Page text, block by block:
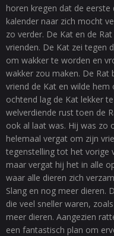
horen kregen dat de
kalender naar zich mocht
zo verder. De Kat en de
vrienden. De Kat zei tegen
om wakker te worden en
wakker zou maken. De
vriend de Kat en wilde
ochtend lag de Kat lekker
welverdiende rust toen de
ook al laat was. Hij was zo
helemaal vergat om zijn
tegenstelling tot het vorige
maar vergat hij het in alle
waar alle dieren zich
Slang en nog meer dieren.
die veel sneller waren,
meer dieren. Aangezien
een fantastisch plan om